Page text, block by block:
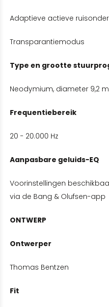
Adaptieve actieve
Transparantiemodus
Type en grootte
Neodymium, diameter 9,2
Frequentiebereik
20 - 20.000 Hz
Aanpasbare geluids-EQ
Voorinstellingen
via de Bang & Olufsen-app
ONTWERP
Ontwerper
Thomas Bentzen
Fit